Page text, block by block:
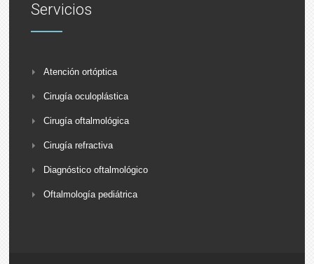
Servicios
Atención ortóptica
Cirugía oculoplástica
Cirugía oftalmológica
Cirugía refractiva
Diagnóstico oftalmológico
Oftalmología pediátrica